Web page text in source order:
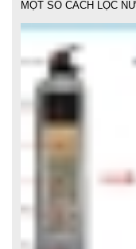
LẮP ĐẶT HỆ THỐNG